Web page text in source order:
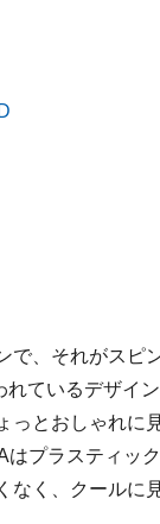
、それがスピ
ているデザイ
っとおしゃれに
プラスティッ
く、クールに